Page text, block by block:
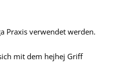
Praxis verwendet werden.
mit dem hejhej Griff